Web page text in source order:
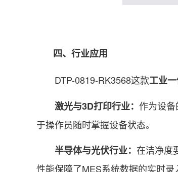
四、行业应用
DTP-0819-RK3568这款工业
激光与3D打印行业： 作为设
于操作员随时掌握设备状态。
半导体与光伏行业： 在洁净度
性能保障了MES系统数据的实时录